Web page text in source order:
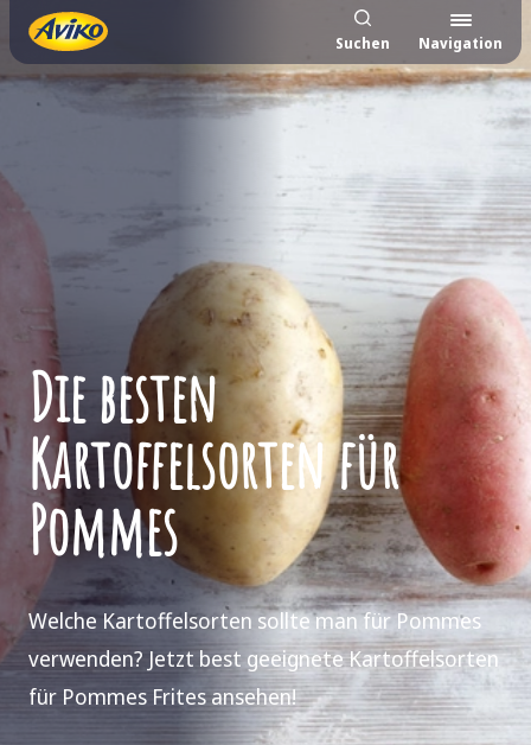
Suchen Navigation
Die besten
Kartoffelsorten für
Pommes
Welche Kartoffelsorten sollte man für Pommes
verwenden? Jetzt best geeignete Kartoffelsorten
für Pommes Frites ansehen!